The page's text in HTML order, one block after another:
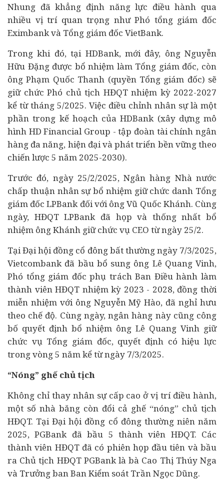
Nhung đã khẳng định năng lực điều hành qua
nhiều vị trí quan trọng như Phó tổng giám đốc
Eximbank và Tổng giám đốc VietBank.
Trong khi đó, tại HDBank, mới đây, ông Nguyễn
Hữu Đặng được bổ nhiệm làm Tổng giám đốc, còn
ông Phạm Quốc Thanh (quyền Tổng giám đốc) sẽ
giữ chức Phó chủ tịch HĐQT nhiệm kỳ 2022-2027
kể từ tháng 5/2025. Việc điều chỉnh nhân sự là một
phần trong kế hoạch của HDBank (xây dựng mô
hình HD Financial Group - tập đoàn tài chính ngân
hàng đa năng, hiện đại và phát triển bền vững theo
chiến lược 5 năm 2025-2030).
Trước đó, ngày 25/2/2025, Ngân hàng Nhà nước
chấp thuận nhân sự bổ nhiệm giữ chức danh Tổng
giám đốc LPBank đối với ông Vũ Quốc Khánh. Cùng
ngày, HĐQT LPBank đã họp và thống nhất bổ
nhiệm ông Khánh giữ chức vụ CEO từ ngày 25/2.
Tại Đại hội đồng cổ đông bất thường ngày 7/3/2025,
Vietcombank đã bầu bổ sung ông Lê Quang Vinh,
Phó tổng giám đốc phụ trách Ban Điều hành làm
thành viên HĐQT nhiệm kỳ 2023 - 2028, đồng thời
miễn nhiệm với ông Nguyễn Mỹ Hào, đã nghỉ hưu
theo chế độ. Cùng ngày, ngân hàng này cũng công
bố quyết định bổ nhiệm ông Lê Quang Vinh giữ
chức vụ Tổng giám đốc, quyết định có hiệu lực
trong vòng 5 năm kể từ ngày 7/3/2025.
“Nóng” ghế chủ tịch
Không chỉ thay nhân sự cấp cao ở vị trí điều hành,
một số nhà băng còn đổi cả ghế “nóng” chủ tịch
HĐQT. Tại Đại hội đồng cổ đông thường niên năm
2025, PGBank đã bầu 5 thành viên HĐQT. Các
thành viên HĐQT đã có phiên họp đầu tiên và bầu
ra Chủ tịch HĐQT PGBank là bà Cao Thị Thúy Nga
và Trưởng ban Ban Kiểm soát Trần Ngọc Dũng.